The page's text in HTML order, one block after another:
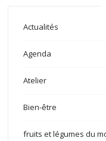
Actualités
Agenda
Atelier
Bien-être
fruits et légumes du